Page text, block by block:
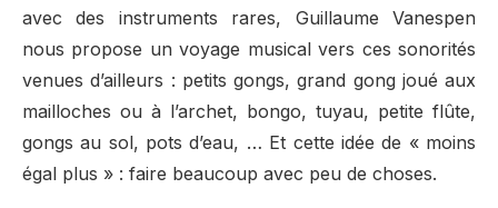
avec des instruments rares, Guillaume Vanespen
nous propose un voyage musical vers ces sonorités
venues d’ailleurs : petits gongs, grand gong joué aux
mailloches ou à l’archet, bongo, tuyau, petite flûte,
gongs au sol, pots d’eau, … Et cette idée de « moins
égal plus » : faire beaucoup avec peu de choses.